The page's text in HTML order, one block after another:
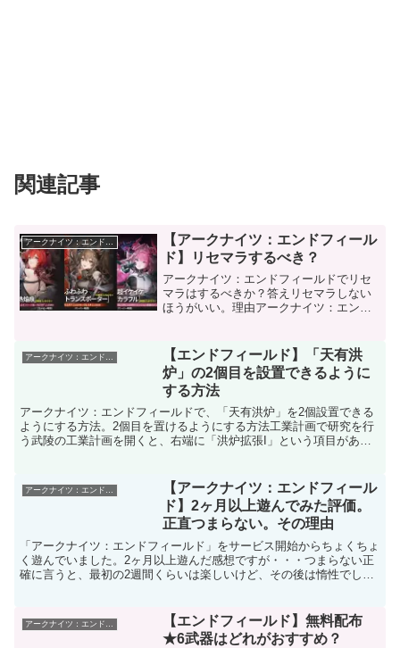
関連記事
【アークナイツ：エンドフィール
ド】リセマラするべき？
アークナイツ：エンドフィールドでリセ
マラはするべきか？答えリセマラしない
ほうがいい。理由アークナイツ：エンド
ラクターの排出確率は高くありません。1
回リセマラするだけで...
【エンドフィールド】「天有洪
炉」の2個目を設置できるように
する方法
アークナイツ：エンドフィールドで、「天有洪炉」を2個設置できる
ようにする方法。2個目を置けるようにする方法工業計画で研究を行
う武陵の工業計画を開くと、右端に「洪炉拡張I」という項目があり
アークナイツ：エンドフィールド
【アークナイツ：エンドフィール
ド】2ヶ月以上遊んでみた評価。
正直つまらない。その理由
「アークナイツ：エンドフィールド」をサービス開始からちょくちょ
く遊んでいました。2ヶ月以上遊んだ感想ですが・・・つまらない正
確に言うと、最初の2週間くらいは楽しいけど、その後は惰性でしか
【エンドフィールド】無料配布
★6武器はどれがおすすめ？